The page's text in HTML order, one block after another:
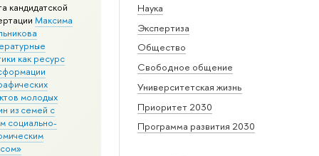
Наука
Экспертиза
Общество
Свободное общение
Университетская жизнь
Приоритет 2030
Программа развития 2030
кандидатской
Максима
как ресурс
молодых
из семей с
социально-